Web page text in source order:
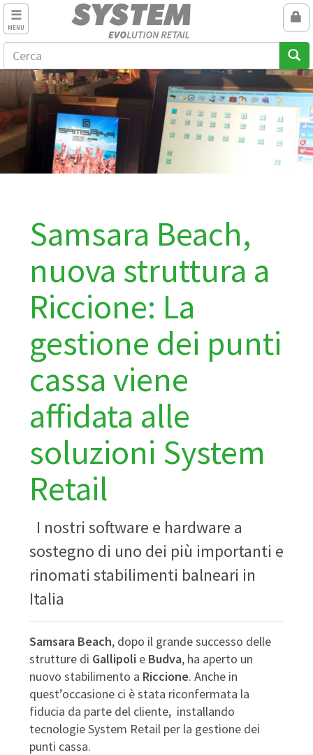
MENU
Samsara Beach,
nuova struttura a
Riccione: La
gestione dei punti
cassa viene
affidata alle
soluzioni System
Retail
I nostri software e hardware a
sostegno di uno dei più importanti e
rinomati stabilimenti balneari in
Italia
Samsara Beach, dopo il grande successo delle
strutture di Gallipoli e Budva, ha aperto un
nuovo stabilimento a Riccione. Anche in
quest’occasione ci è stata riconfermata la
fiducia da parte del cliente, installando
tecnologie System Retail per la gestione dei
punti cassa.